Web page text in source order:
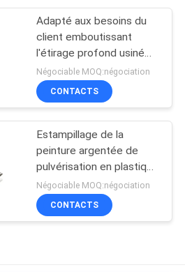
Adapté aux besoins du
client emboutissant
l'étirage profond usiné
par métal des pièces
SS430
Négociable MOQ:négociation
CONTACTS
Estampillage de la
peinture argentée de
pulvérisation en plastique
usinée faite sur
commande de pièces en
métal
Négociable MOQ:négociation
CONTACTS